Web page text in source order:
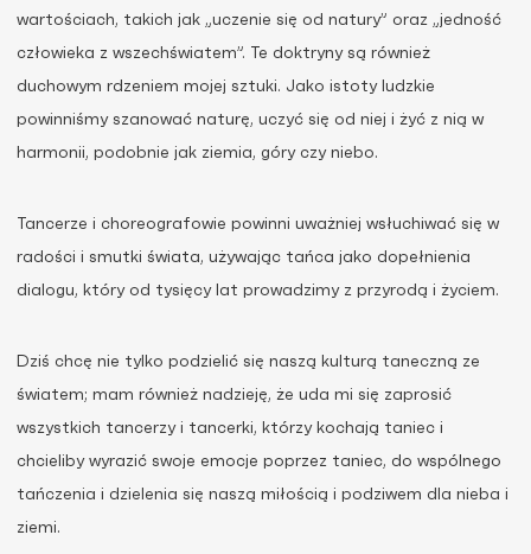
wartościach, takich jak „uczenie się od natury” oraz „jedność
człowieka z wszechświatem”. Te doktryny są również
duchowym rdzeniem mojej sztuki. Jako istoty ludzkie
powinniśmy szanować naturę, uczyć się od niej i żyć z nią w
harmonii, podobnie jak ziemia, góry czy niebo.
Tancerze i choreografowie powinni uważniej wsłuchiwać się w
radości i smutki świata, używając tańca jako dopełnienia
dialogu, który od tysięcy lat prowadzimy z przyrodą i życiem.
Dziś chcę nie tylko podzielić się naszą kulturą taneczną ze
światem; mam również nadzieję, że uda mi się zaprosić
wszystkich tancerzy i tancerki, którzy kochają taniec i
chcieliby wyrazić swoje emocje poprzez taniec, do wspólnego
tańczenia i dzielenia się naszą miłością i podziwem dla nieba i
ziemi.